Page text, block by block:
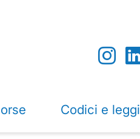
Codici e leggi